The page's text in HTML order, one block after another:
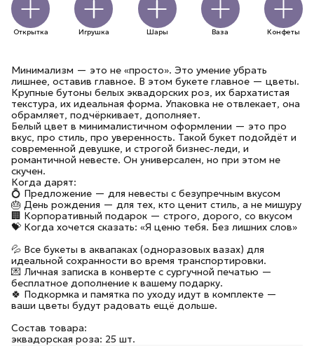
Открытка Игрушка Шары Ваза Конфеты
Минимализм — это не «просто». Это умение убрать
лишнее, оставив главное. В этом букете главное — цветы.
Крупные бутоны белых эквадорских роз, их бархатистая
текстура, их идеальная форма. Упаковка не отвлекает, она
обрамляет, подчёркивает, дополняет.
Белый цвет в минималистичном оформлении — это про
вкус, про стиль, про уверенность. Такой букет подойдёт и
современной девушке, и строгой бизнес-леди, и
романтичной невесте. Он универсален, но при этом не
скучен.
Когда дарят:
💍 Предложение — для невесты с безупречным вкусом
🎂 День рождения — для тех, кто ценит стиль, а не мишуру
🏢 Корпоративный подарок — строго, дорого, со вкусом
💝 Когда хочется сказать: «Я ценю тебя. Без лишних слов»
💦 Все букеты в аквапаках (одноразовых вазах) для
идеальной сохранности во время транспортировки.
💌 Личная записка в конверте с сургучной печатью —
бесплатное дополнение к вашему подарку.
🍀 Подкормка и памятка по уходу идут в комплекте —
ваши цветы будут радовать ещё дольше.
Состав товара:
эквадорская роза: 25 шт.